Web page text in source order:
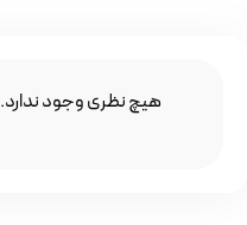
هیچ نظری وجود ندارد.